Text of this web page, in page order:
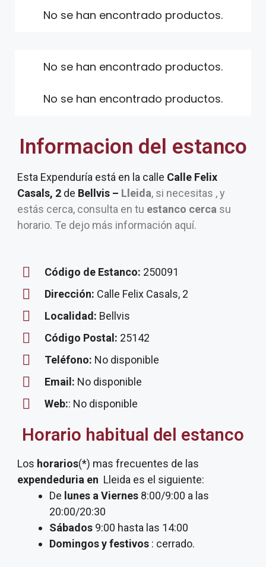
No se han encontrado productos.
No se han encontrado productos.
No se han encontrado productos.
Informacion del estanco
Esta Expenduría está en la calle Calle Felix
Casals, 2 de Bellvis – Lleida, si necesitas , y
estás cerca, consulta en tu estanco cerca su
horario. Te dejo más información aquí.
Código de Estanco: 250091
Dirección: Calle Felix Casals, 2
Localidad: Bellvis
Código Postal: 25142
Teléfono: No disponible
Email: No disponible
Web:: No disponible
Horario habitual del estanco
Los horarios(*) mas frecuentes de las
expendeduria en Lleida es el siguiente:
De lunes a Viernes 8:00/9:00 a las
20:00/20:30
Sábados 9:00 hasta las 14:00
Domingos y festivos : cerrado.